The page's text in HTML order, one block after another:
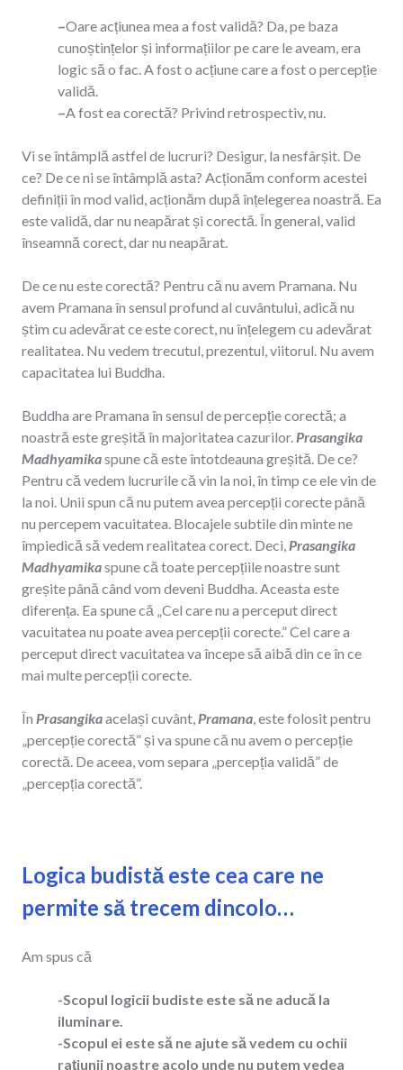
–Oare acțiunea mea a fost validă? Da, pe baza
cunoștințelor și informațiilor pe care le aveam, era
logic să o fac. A fost o acțiune care a fost o percepție
validă.
–A fost ea corectă? Privind retrospectiv, nu.
Vi se întâmplă astfel de lucruri? Desigur, la nesfârșit. De
ce? De ce ni se întâmplă asta? Acționăm conform acestei
definiții în mod valid, acționăm după înțelegerea noastră. Ea
este validă, dar nu neapărat și corectă. În general, valid
înseamnă corect, dar nu neapărat.
De ce nu este corectă? Pentru că nu avem Pramana. Nu
avem Pramana în sensul profund al cuvântului, adică nu
știm cu adevărat ce este corect, nu înțelegem cu adevărat
realitatea. Nu vedem trecutul, prezentul, viitorul. Nu avem
capacitatea lui Buddha.
Buddha are Pramana în sensul de percepție corectă; a
noastră este greșită în majoritatea cazurilor.Prasangika
Madhyamikaspune că este întotdeauna greșită. De ce?
Pentru că vedem lucrurile că vin la noi, în timp ce ele vin de
la noi. Unii spun că nu putem avea percepții corecte până
nu percepem vacuitatea. Blocajele subtile din minte ne
împiedică să vedem realitatea corect. Deci,Prasangika
Madhyamikaspune că toate percepțiile noastre sunt
greșite până când vom deveni Buddha. Aceasta este
diferența. Ea spune că „Cel care nu a perceput direct
vacuitatea nu poate avea percepții corecte.” Cel care a
perceput direct vacuitatea va începe să aibă din ce în ce
mai multe percepții corecte.
În Prasangikaacelași cuvânt,Pramana, este folosit pentru
„percepție corectă” și va spune că nu avem o percepție
corectă. De aceea, vom separa „percepția validă” de
„percepția corectă”.
Logica budistă este cea care ne
permite să trecem dincolo…
Am spus că
-Scopul logicii budiste este să ne aducă la
iluminare.
-Scopul ei este să ne ajute să vedem cu ochii
rațiunii noastre acolo unde nu putem vedea